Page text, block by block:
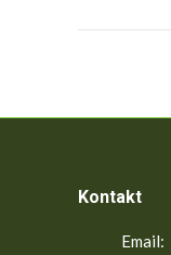
Kontakt
Email: